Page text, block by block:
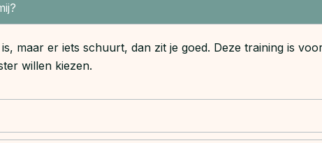
maar er iets schuurt, dan zit je goed. Deze training is
willen kiezen.